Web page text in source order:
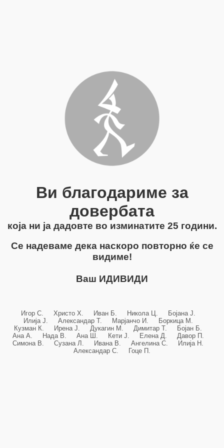
Ви благодариме за
довербата
која ни ја дадовте во изминатите 25 години.
Се надеваме дека наскоро повторно ќе се
видиме!
Ваш ИДИВИДИ
Игор С. Христо Х. Иван Б. Никола Ц. Бојана Ј.
Илија Ј. Александар Т. Марјанчо И. Боркица М.
Кузман К. Ирена Ј. Дукагин М. Димитар Т. Бојан Б.
Ана А. Нада В. Ана Ш. Кети Ј. Елена Д. Давор П.
Симона В. Сузана Л. Ивана В. Ангелина С. Илија Н.
Александар С. Гоце П.